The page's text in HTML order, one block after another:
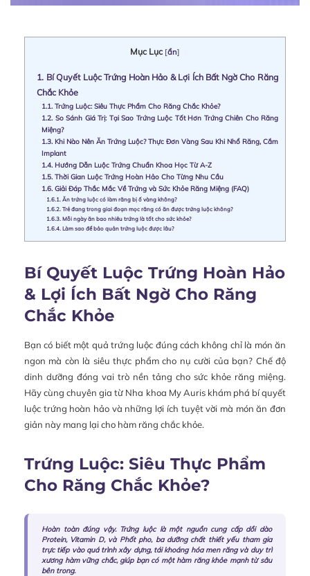
Mục Lục [ẩn]
1. Bí Quyết Luộc Trứng Hoàn Hảo & Lợi Ích Bất Ngờ Cho Răng
Chắc Khỏe
1.1. Trứng Luộc: Siêu Thực Phẩm Cho Răng Chắc Khỏe?
1.2. So Sánh Giá Trị: Tại Sao Trứng Luộc Tốt Hơn Trứng Chiên Cho Răng
Miệng?
1.3. Khi Nào Nên Ăn Trứng Luộc? Thực Đơn Vàng Sau Khi Nhổ Răng, Cắm
Implant
1.4. Hướng Dẫn Luộc Trứng Chuẩn Khoa Học Từ A-Z
1.5. Thời Gian Luộc Trứng Hoàn Hảo Cho Từng Nhu Cầu
1.6. Giải Đáp Thắc Mắc Về Trứng và Sức Khỏe Răng Miệng (FAQ)
1.6.1. Ăn trứng luộc có làm răng bị ố vàng không?
1.6.2. Trẻ đang trong giai đoạn mọc răng có ăn được trứng luộc không?
1.6.3. Mỗi ngày ăn bao nhiêu trứng là tốt cho sức khỏe?
1.6.4. Làm sao để bảo quản trứng luộc được lâu?
Bí Quyết Luộc Trứng Hoàn Hảo
& Lợi Ích Bất Ngờ Cho Răng
Chắc Khỏe
Bạn có biết một quả trứng luộc đúng cách không chỉ là món ăn
ngon mà còn là siêu thực phẩm cho nụ cười của bạn? Chế độ
dinh dưỡng đóng vai trò nền tảng cho sức khỏe răng miệng.
Hãy cùng chuyên gia từ Nha khoa My Auris khám phá bí quyết
luộc trứng hoàn hảo và những lợi ích tuyệt vời mà món ăn đơn
giản này mang lại cho hàm răng chắc khỏe.
Trứng Luộc: Siêu Thực Phẩm
Cho Răng Chắc Khỏe?
Hoàn toàn đúng vậy. Trứng luộc là một nguồn cung cấp dồi dào
Protein, Vitamin D, và Phốt pho, ba dưỡng chất thiết yếu tham gia
trực tiếp vào quá trình xây dựng, tái khoáng hóa men răng và duy trì
xương hàm vững chắc, giúp bạn có một hàm răng khỏe mạnh từ sâu
bên trong.